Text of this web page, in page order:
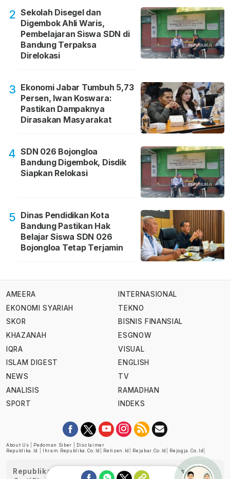
2 Sekolah Disegel dan
Digembok Ahli Waris,
Pembelajaran Siswa SDN di
Bandung Terpaksa
Direlokasi
3 Ekonomi Jabar Tumbuh 5,73
Persen, Iwan Koswara:
Pastikan Dampaknya
Dirasakan Masyarakat
4 SDN 026 Bojongloa
Bandung Digembok, Disdik
Siapkan Relokasi
5 Dinas Pendidikan Kota
Bandung Pastikan Hak
Belajar Siswa SDN 026
Bojongloa Tetap Terjamin
AMEERA
EKONOMI SYARIAH
SKOR
KHAZANAH
IQRA
ISLAM DIGEST
NEWS
ANALISIS
SPORT
INTERNASIONAL
TEKNO
BISNIS FINANSIAL
ESGNOW
VISUAL
ENGLISH
TV
RAMADHAN
INDEKS
About Us Pedoman Siber
Disclaimer
Republika.id
Ihram.republika.co.id Retizen.id Rejabar.co.id Rejogja.co.id
Republika telah diverifikasi oleh Dewan Pers